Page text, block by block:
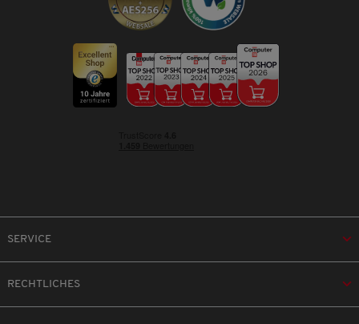
SERVICE
RECHTLICHES